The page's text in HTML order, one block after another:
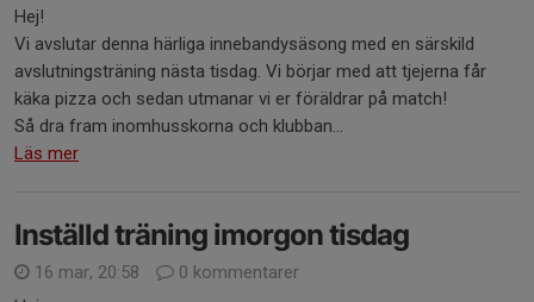
Hej!
Vi avslutar denna härliga innebandysäsong med en särskild
avslutningsträning nästa tisdag. Vi börjar med att tjejerna får
käka pizza och sedan utmanar vi er föräldrar på match!
Så dra fram inomhusskorna och klubban...
Läs mer
Inställd träning imorgon tisdag
16 mar, 20:58
0 kommentarer